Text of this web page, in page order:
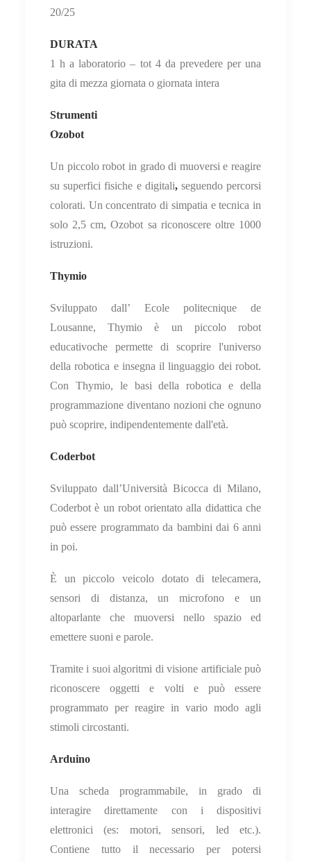
20/25
DURATA
1 h a laboratorio – tot 4 da prevedere per una
gita di mezza giornata o giornata intera
Strumenti
Ozobot
Un piccolo robot in grado di muoversi e reagire
susuperfici fisiche e digitali,seguendo percorsi
colorati. Un concentrato di simpatia e tecnica in
solo 2,5 cm, Ozobot sa riconoscere oltre 1000
istruzioni.
Thymio
Sviluppato dall’ Ecole politecnique de
Lousanne, Thymio è un piccolo robot
educativoche permette di scoprire l'universo
della robotica e insegna il linguaggio dei robot.
Con Thymio, le basi della robotica e della
programmazione diventano nozioni che ognuno
può scoprire, indipendentemente dall'età.
Coderbot
Sviluppato dall’Università Bicocca di Milano,
Coderbot è un robot orientato alla didattica che
può essere programmato da bambini dai 6 anni
in poi.
È un piccolo veicolo dotato di telecamera,
sensori di distanza, un microfono e un
altoparlante che muoversi nello spazio ed
emettere suoni e parole.
Tramite i suoi algoritmi di visione artificiale può
riconoscere oggetti e volti e può essere
programmato per reagire in vario modo agli
stimoli circostanti.
Arduino
Una scheda programmabile, in grado di
interagire direttamente con i dispositivi
elettronici (es: motori, sensori, led etc.).
Contiene tutto il necessario per potersi